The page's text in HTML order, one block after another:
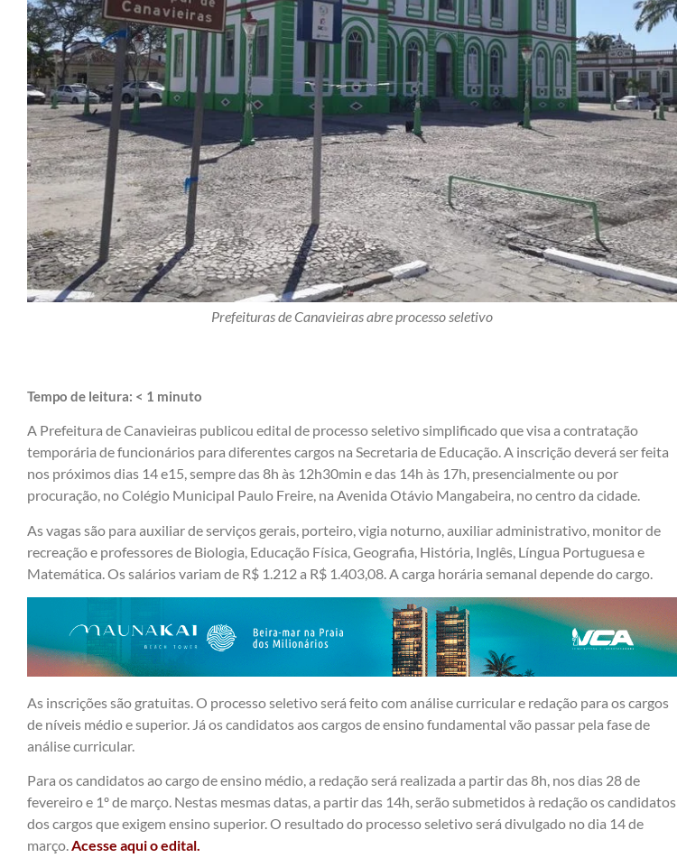
Prefeituras de Canavieiras abre processo seletivo
Tempo de leitura: < 1 minuto
A Prefeitura de Canavieiras publicou edital de processo seletivo simplificado que visa a contratação
temporária de funcionários para diferentes cargos na Secretaria de Educação. A inscrição deverá ser feita
nos próximos dias 14 e15, sempre das 8h às 12h30min e das 14h às 17h, presencialmente ou por
procuração, no Colégio Municipal Paulo Freire, na Avenida Otávio Mangabeira, no centro da cidade.
As vagas são para auxiliar de serviços gerais, porteiro, vigia noturno, auxiliar administrativo, monitor de
recreação e professores de Biologia, Educação Física, Geografia, História, Inglês, Língua Portuguesa e
Matemática. Os salários variam de R$ 1.212 a R$ 1.403,08. A carga horária semanal depende do cargo.
As inscrições são gratuitas. O processo seletivo será feito com análise curricular e redação para os cargos
de níveis médio e superior. Já os candidatos aos cargos de ensino fundamental vão passar pela fase de
análise curricular.
Para os candidatos ao cargo de ensino médio, a redação será realizada a partir das 8h, nos dias 28 de
fevereiro e 1º de março. Nestas mesmas datas, a partir das 14h, serão submetidos à redação os candidatos
dos cargos que exigem ensino superior. O resultado do processo seletivo será divulgado no dia 14 de
março.Acesse aqui o edital.